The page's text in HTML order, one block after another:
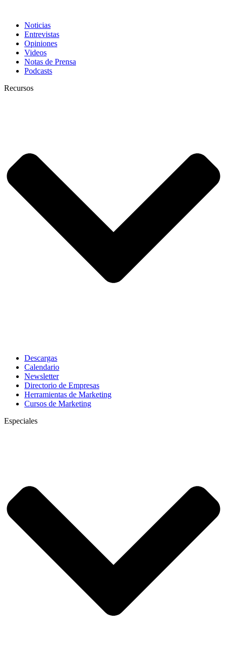
Noticias
Entrevistas
Opiniones
Videos
Notas de Prensa
Podcasts
Recursos
Descargas
Calendario
Newsletter
Directorio de Empresas
Herramientas de Marketing
Cursos de Marketing
Especiales